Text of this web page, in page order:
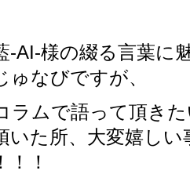
-AI-様の綴る言葉に
なびですが、
ラムで語って頂き
いた所、大変嬉しい
！